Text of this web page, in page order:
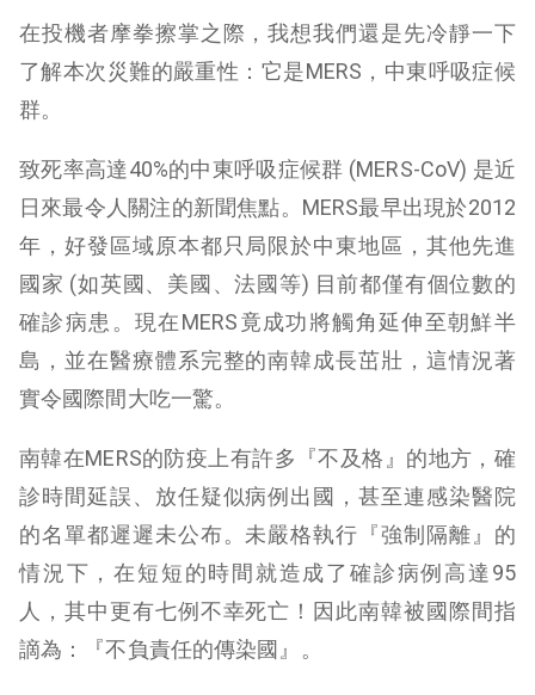
在投機者摩拳擦掌之際，我想我們還是先冷靜一下
了解本次災難的嚴重性：它是MERS，中東呼吸症候
群。
致死率高達40%的中東呼吸症候群 (MERS-CoV) 是近
日來最令人關注的新聞焦點。MERS最早出現於2012
年，好發區域原本都只局限於中東地區，其他先進
國家 (如英國、美國、法國等) 目前都僅有個位數的
確診病患。現在MERS竟成功將觸角延伸至朝鮮半
島，並在醫療體系完整的南韓成長茁壯，這情況著
實令國際間大吃一驚。
南韓在MERS的防疫上有許多『不及格』的地方，確
診時間延誤、放任疑似病例出國，甚至連感染醫院
的名單都遲遲未公布。未嚴格執行『強制隔離』的
情況下，在短短的時間就造成了確診病例高達95
人，其中更有七例不幸死亡！因此南韓被國際間指
謫為：『不負責任的傳染國』。